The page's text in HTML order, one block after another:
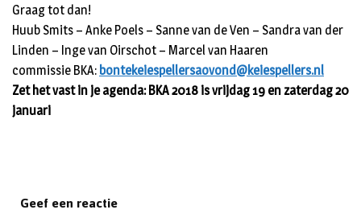
Graag tot dan!
Huub Smits – Anke Poels – Sanne van de Ven – Sandra van der
Linden – Inge van Oirschot – Marcel van Haaren
commissie BKA: bontekeiespellersaovond@keiespellers.nl
Zet het vast in je agenda: BKA 2018 is vrijdag 19 en zaterdag 20
januari
Geef een reactie